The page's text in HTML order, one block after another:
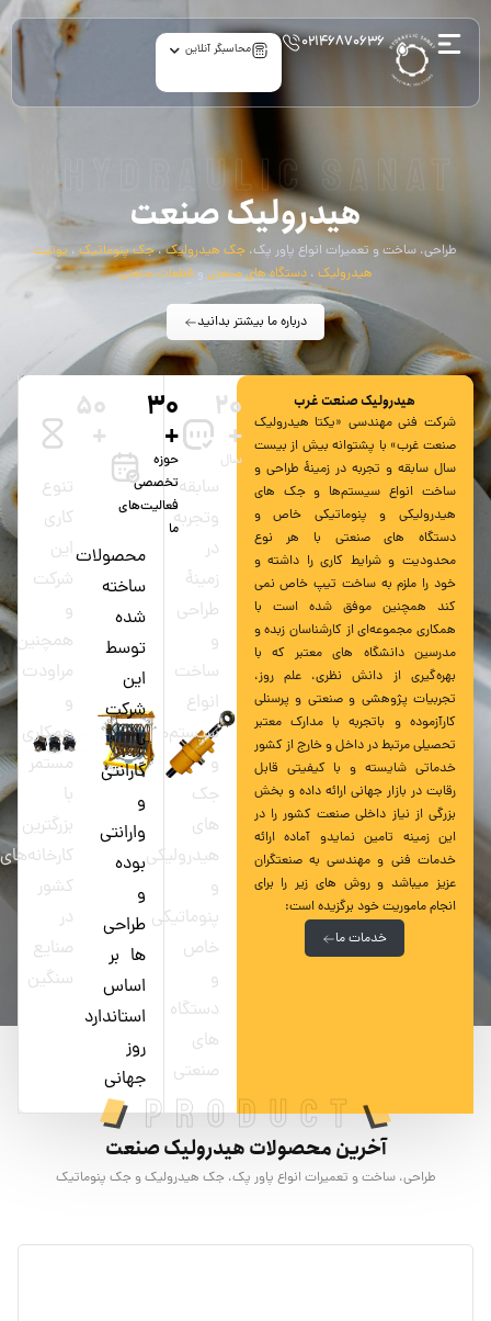
۰۲۱۴۶۸۷۰۶۳۶ محاسبگر آنلاین
hydraulic sanat
هیدرولیک صنعت
طراحی، ساخت و تعمیرات انواع پاور پک، جک هیدرولیک،جک پنوماتیک، یونیت
هیدرولیک ، دستگاه های صنعتی و قطعات صنعتی
درباره ما بیشتر بدانید
هیدرولیک صنعت غرب
شرکت فنی مهندسی «یکتا هیدرولیک
صنعت غرب» با پشتوانه بیش از بیست
سال سابقه و تجربه در زمینۀ طراحی و
ساخت انواع سیستم‌ها و جک های
هیدرولیکی و پنوماتیکی خاص و
دستگاه های صنعتی با هر نوع
محدودیت و شرایط کاری را داشته و
خود را ملزم به ساخت تیپ خاص نمی
کند همچنین موفق شده است با
همکاری مجموعه‌ای از کارشناسان زبده و
مدرسین دانشگاه های معتبر که با
بهره‌گیری از دانش نظری، علم روز،
تجربیات پژوهشی و صنعتی و پرسنلی
کارآزموده و باتجربه با مدارک معتبر
تحصیلی مرتبط در داخل و خارج از کشور
خدماتی شایسته و با کیفیتی قابل
رقابت در بازار جهانی ارائه داده و بخش
بزرگی از نیاز داخلی صنعت کشور را در
این زمینه تامین نمایدو آماده ارائه
خدمات فنی و مهندسی به صنعتگران
عزیز میباشد و روش های زیر را برای
انجام ماموریت خود برگزیده است:
خدمات ما
20
+
سال
سابقه
وتجربه
در
زمینۀ
طراحی
و
ساخت
انواع
سیستم‌ها
و
جک
های
هیدرولیکی
و
پنوماتیکی
خاص
و
دستگاه
های
صنعتی
30
+
حوزه‌
تخصصی
فعالیت‌های
ما
محصولات
ساخته
شده
توسط
این
شرکت
با
گارانتی
و
وارانتی
بوده
و
طراحی
ها بر
اساس
استاندارد
روز
جهانی
50
+
تنوع
کاری
این
شرکت
و
همچنین
مراودت
و
همکاری
مستمر
با
بزرگترین
کارخانه‌های
کشور
در
صنایع
سنگین
Product
آخرین محصولات هیدرولیک صنعت
طراحی، ساخت و تعمیرات انواع پاور پک، جک هیدرولیک و جک پنوماتیک